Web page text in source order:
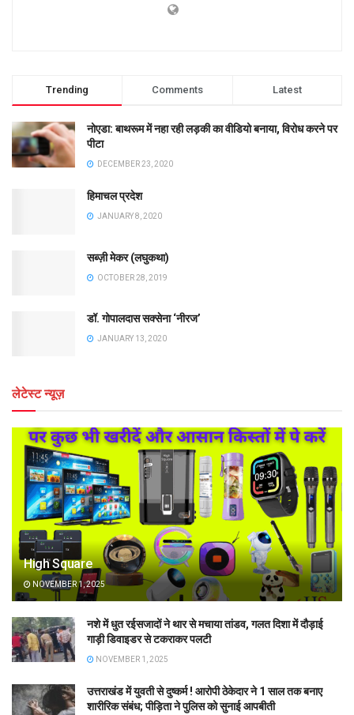
Trending Comments Latest
नोएडा: बाथरूम में नहा रही लड़की का वीडियो बनाया, विरोध करने पर
पीटा
DECEMBER 23, 2020
हिमाचल प्रदेश
JANUARY 8, 2020
सब्ज़ी मेकर (लघुकथा)
OCTOBER 28, 2019
डॉ. गोपालदास सक्सेना ‘नीरज’
JANUARY 13, 2020
लेटेस्ट न्यूज़
High Square
NOVEMBER 1, 2025
नशे में धुत रईसजादों ने थार से मचाया तांडव, गलत दिशा में दौड़ाई
गाड़ी डिवाइडर से टकराकर पलटी
NOVEMBER 1, 2025
उत्तराखंड में युवती से दुष्कर्म ! आरोपी ठेकेदार ने 1 साल तक बनाए
शारीरिक संबंध; पीड़िता ने पुलिस को सुनाई आपबीती